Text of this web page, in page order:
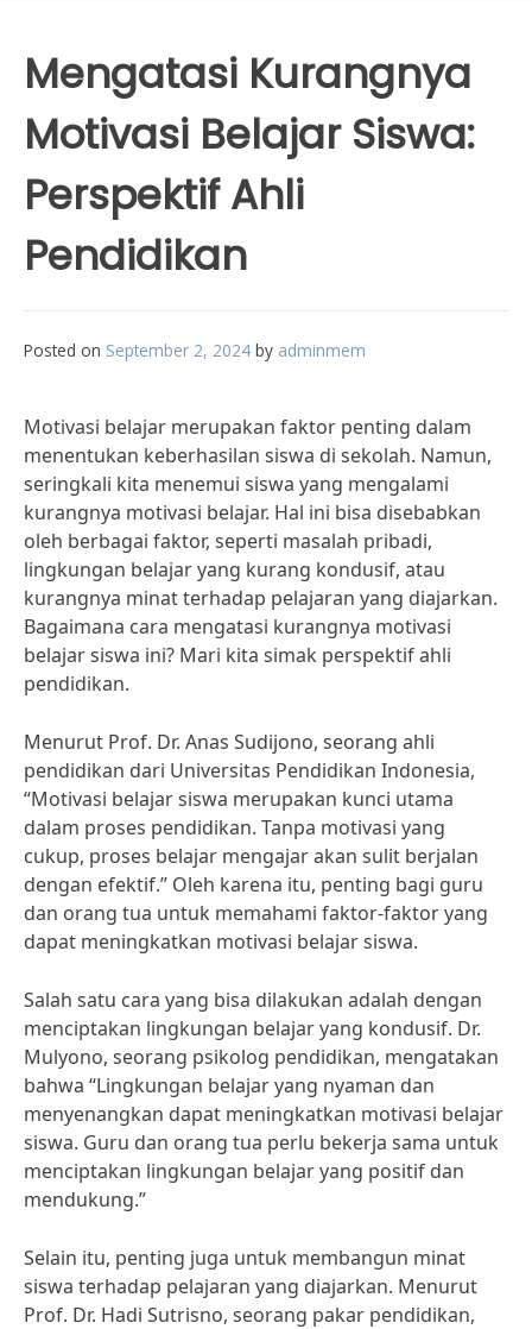
Mengatasi Kurangnya
Motivasi Belajar Siswa:
Perspektif Ahli
Pendidikan
Posted on September 2, 2024 by adminmem
Motivasi belajar merupakan faktor penting dalam
menentukan keberhasilan siswa di sekolah. Namun,
seringkali kita menemui siswa yang mengalami
kurangnya motivasi belajar. Hal ini bisa disebabkan
oleh berbagai faktor, seperti masalah pribadi,
lingkungan belajar yang kurang kondusif, atau
kurangnya minat terhadap pelajaran yang diajarkan.
Bagaimana cara mengatasi kurangnya motivasi
belajar siswa ini? Mari kita simak perspektif ahli
pendidikan.
Menurut Prof. Dr. Anas Sudijono, seorang ahli
pendidikan dari Universitas Pendidikan Indonesia,
“Motivasi belajar siswa merupakan kunci utama
dalam proses pendidikan. Tanpa motivasi yang
cukup, proses belajar mengajar akan sulit berjalan
dengan efektif.” Oleh karena itu, penting bagi guru
dan orang tua untuk memahami faktor-faktor yang
dapat meningkatkan motivasi belajar siswa.
Salah satu cara yang bisa dilakukan adalah dengan
menciptakan lingkungan belajar yang kondusif. Dr.
Mulyono, seorang psikolog pendidikan, mengatakan
bahwa “Lingkungan belajar yang nyaman dan
menyenangkan dapat meningkatkan motivasi belajar
siswa. Guru dan orang tua perlu bekerja sama untuk
menciptakan lingkungan belajar yang positif dan
mendukung.”
Selain itu, penting juga untuk membangun minat
siswa terhadap pelajaran yang diajarkan. Menurut
Prof. Dr. Hadi Sutrisno, seorang pakar pendidikan,